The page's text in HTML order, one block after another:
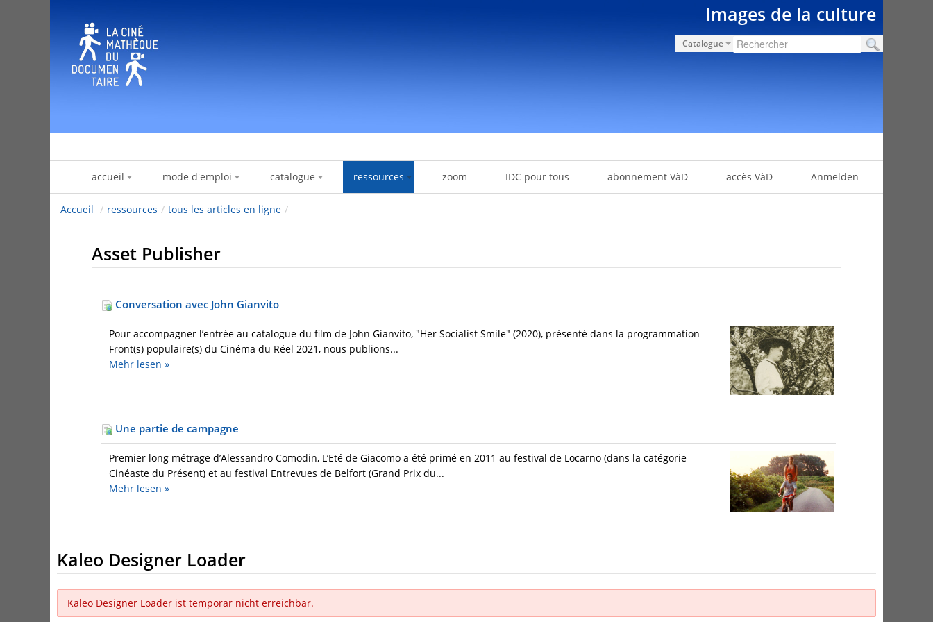
Images de la culture
Catalogue
accueil mode d'emploi catalogue ressources zoom IDC pour tous abonnement VàD accès VàD Anmelden
Accueil / ressources / tous les articles en ligne /
Asset Publisher
Conversation avec John Gianvito
Pour accompagner l’entrée au catalogue du film de John Gianvito, "Her Socialist Smile" (2020), présenté dans la programmation
Front(s) populaire(s) du Cinéma du Réel 2021, nous publions...
Mehr lesen »
Une partie de campagne
Premier long métrage d’Alessandro Comodin, L’Eté de Giacomo a été primé en 2011 au festival de Locarno (dans la catégorie
Cinéaste du Présent) et au festival Entrevues de Belfort (Grand Prix du...
Mehr lesen »
Kaleo Designer Loader
Kaleo Designer Loader ist temporär nicht erreichbar.